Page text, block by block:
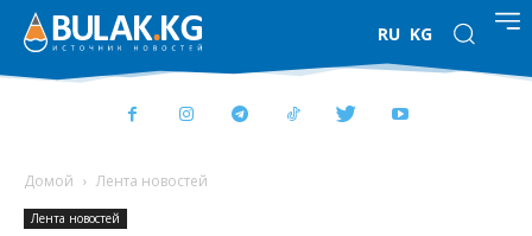
RU KG
Домой Лента новостей
Лента новостей